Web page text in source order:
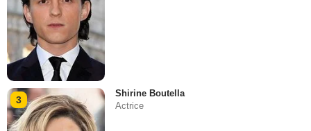
3
Shirine Boutella
Actrice